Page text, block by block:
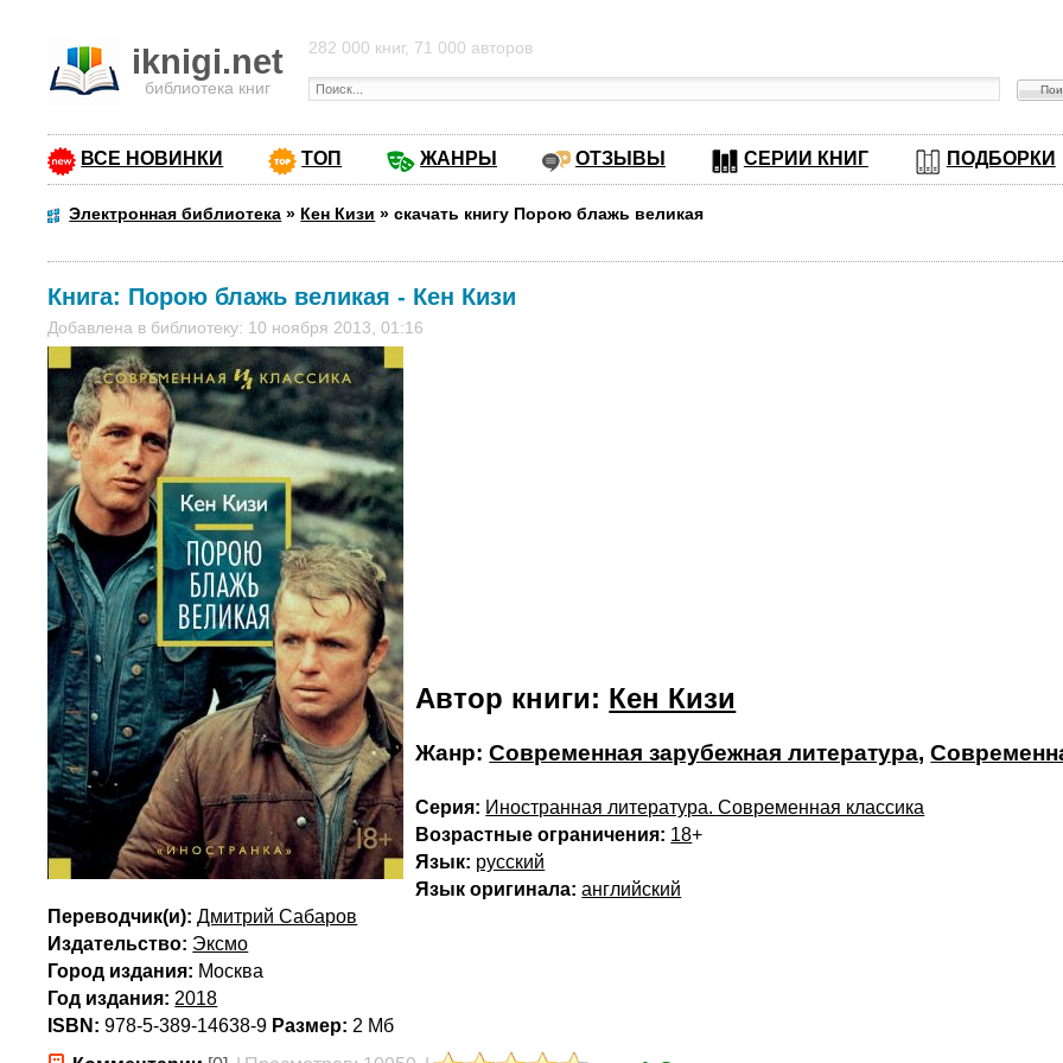
iknigi.net
библиотека книг
282 000 книг, 71 000 авторов
ВСЕ НОВИНКИ ТОП ЖАНРЫ ОТЗЫВЫ СЕРИИ КНИГ ПОДБОРКИ
Электронная библиотека » Кен Кизи »скачать книгу Порою блажь великая
Книга: Порою блажь великая - Кен Кизи
Добавлена в библиотеку: 10 ноября 2013, 01:16
Автор книги: Кен Кизи
Жанр:Современная зарубежная литература,
Серия: Иностранная литература. Современная классика
Возрастные ограничения: 18+
Язык: русский
Язык оригинала: английский
Переводчик(и): Дмитрий Сабаров
Издательство: Эксмо
Город издания: Москва
Год издания: 2018
ISBN: 978-5-389-14638-9 Размер: 2 Мб